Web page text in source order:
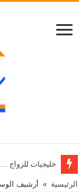
خليجيات للزواج
الرئيسية » أرشيف